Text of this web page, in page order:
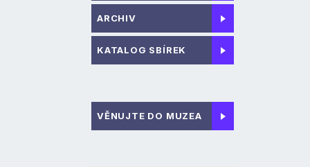
ARCHIV
KATALOG SBÍREK
VĚNUJTE DO MUZEA